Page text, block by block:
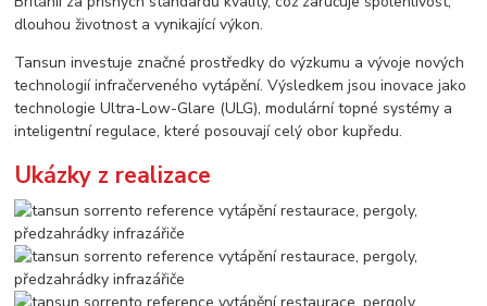
dlouhou životnost a vynikající výkon.
Tansun investuje značné prostředky do výzkumu a vývoje nových
technologií infračerveného vytápění. Výsledkem jsou inovace jako
technologie Ultra-Low-Glare (ULG), modulární topné systémy a
inteligentní regulace, které posouvají celý obor kupředu.
Ukázky z realizace